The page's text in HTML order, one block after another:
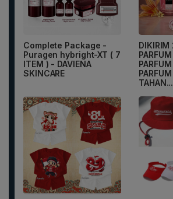
Complete Package -
Puragen hybright-XT ( 7
ITEM ) - DAVIENA
SKINCARE
DIKIRIM
TAHAN...